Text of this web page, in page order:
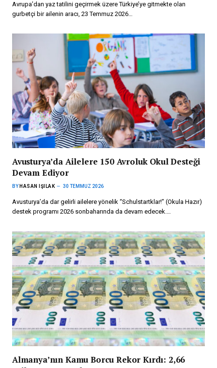
Avrupa’dan yaz tatilini geçirmek üzere Türkiye’ye gitmekte olan
gurbetçi bir ailenin aracı, 23 Temmuz 2026…
Avusturya’da Ailelere 150 Avroluk Okul Desteği
Devam Ediyor
BY HASAN IŞILAK 30 TEMMUZ 2026
Avusturya’da dar gelirli ailelere yönelik “Schulstartklar!” (Okula Hazır)
destek programı 2026 sonbaharında da devam edecek.…
Almanya’nın Kamu Borcu Rekor Kırdı: 2,66